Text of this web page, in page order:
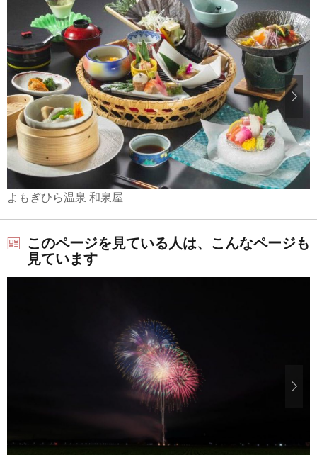
よもぎひら温泉 和泉屋
このページを見ている人は、こんなページも
見ています